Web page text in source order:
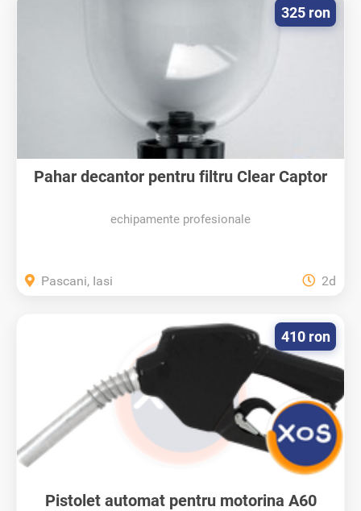
Pahar decantor pentru filtru Clear Captor
echipamente profesionale
325 ron
Pascani, Iasi 2d
Pistolet automat pentru motorina A60
410 ron